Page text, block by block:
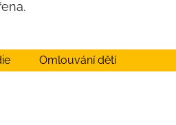
Omlouvání dětí